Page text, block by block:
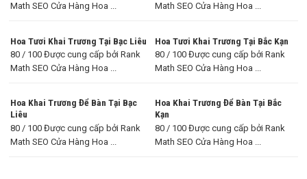
Math SEO Cửa Hàng Hoa ...
Math SEO Cửa Hàng Hoa ...
Hoa Tươi Khai Trương Tại Bạc Liêu
80 / 100 Được cung cấp bởi Rank
Math SEO Cửa Hàng Hoa ...
Hoa Tươi Khai Trương Tại Bắc Kạn
80 / 100 Được cung cấp bởi Rank
Math SEO Cửa Hàng Hoa ...
Hoa Khai Trương Để Bàn Tại Bạc
Liêu
80 / 100 Được cung cấp bởi Rank
Math SEO Cửa Hàng Hoa ...
Hoa Khai Trương Để Bàn Tại Bắc
Kạn
80 / 100 Được cung cấp bởi Rank
Math SEO Cửa Hàng Hoa ...